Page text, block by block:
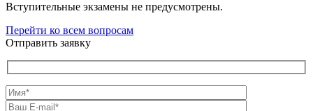
Вступительные экзамены не предусмотрены.
Перейти ко всем вопросам
Отправить заявку